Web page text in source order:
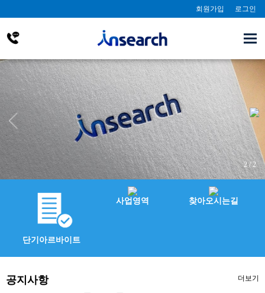
회원가입 로그인
2 / 2
단기아르바이트
사업영역 찾아오시는길
공지사항 더보기